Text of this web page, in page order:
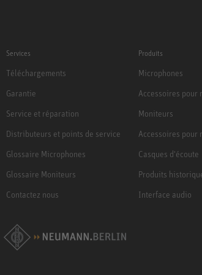
Services
Téléchargements
Garantie
Service et réparation
Distributeurs et points de service
Glossaire Microphones
Glossaire Moniteurs
Contactez nous
Produits
Microphones
Accessoires pour
Moniteurs
Accessoires pour
Casques d'écoute
Produits
Interface audio